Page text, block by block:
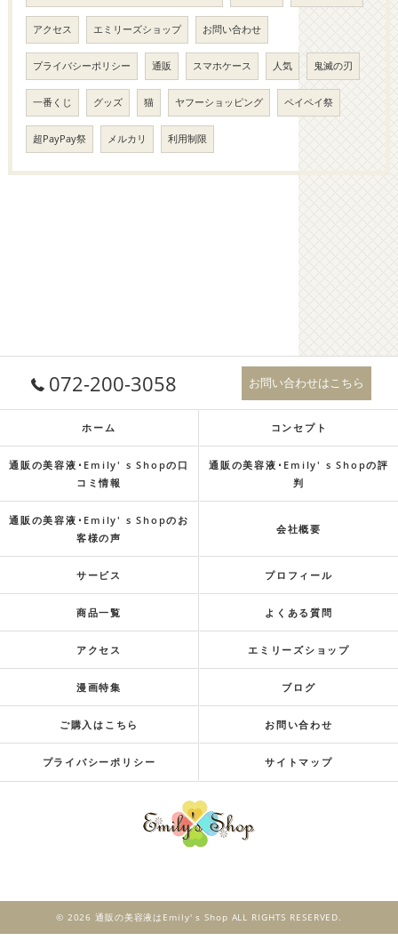
アクセス エミリーズショップ お問い合わせ
プライバシーポリシー 通販 スマホケース 人気 鬼滅の刃
一番くじ グッズ 猫 ヤフーショッピング ペイペイ祭
超PayPay祭 メルカリ 利用制限
072-200-3058 お問い合わせはこちら
ホーム コンセプト
通販の美容液･Emily' s Shopの口
コミ情報
通販の美容液･Emily' s Shopの評
判
通販の美容液･Emily' s Shopのお
客様の声
会社概要
サービス プロフィール
商品一覧 よくある質問
アクセス エミリーズショップ
漫画特集 ブログ
ご購入はこちら お問い合わせ
プライバシーポリシー サイトマップ
© 2026 通販の美容液はEmily' s Shop ALL RIGHTS RESERVED.